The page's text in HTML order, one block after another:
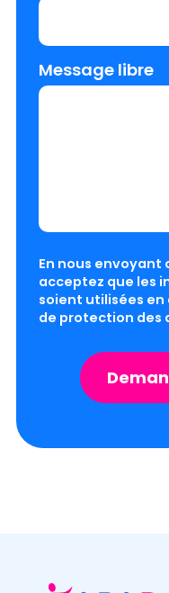
Message libre
En nous envoyant
acceptez que les
soient utilisées
de protection des